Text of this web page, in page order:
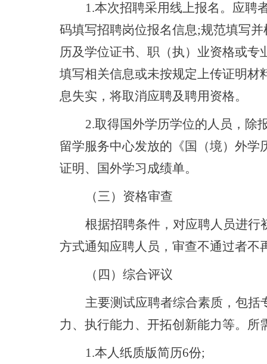
1.本次招聘采用线上报名。应聘
码填写招聘岗位报名信息;规范填写
历及学位证书、职（执）业资格或
填写相关信息或未按规定上传证明
息失实，将取消应聘及聘用资格。
2.取得国外学历学位的人员，除
留学服务中心发放的《国（境）外
证明、国外学习成绩单。
（三）资格审查
根据招聘条件，对应聘人员进
方式通知应聘人员，审查不通过者不
（四） 综合评议
主要测试应聘者综合素质，包
力、执行能力、开拓创新能力等。所
1.本人纸质版简历6份;